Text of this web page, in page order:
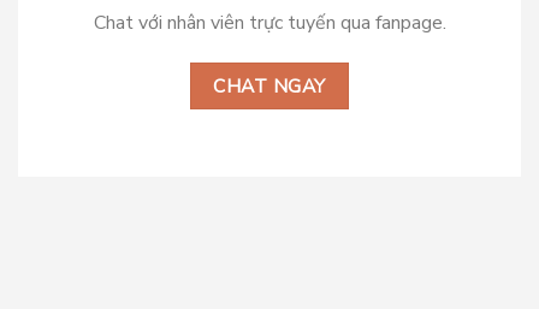
Chat với nhân viên trực tuyến qua fanpage.
CHAT NGAY